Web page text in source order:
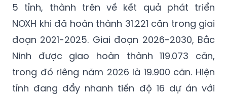
5 tỉnh, thành trên về kết quả phát triển
NOXH khi đã hoàn thành 31.221 căn trong giai
đoạn 2021-2025. Giai đoạn 2026-2030, Bắc
Ninh được giao hoàn thành 119.073 căn,
trong đó riêng năm 2026 là 19.900 căn. Hiện
tỉnh đang đẩy nhanh tiến độ 16 dự án với